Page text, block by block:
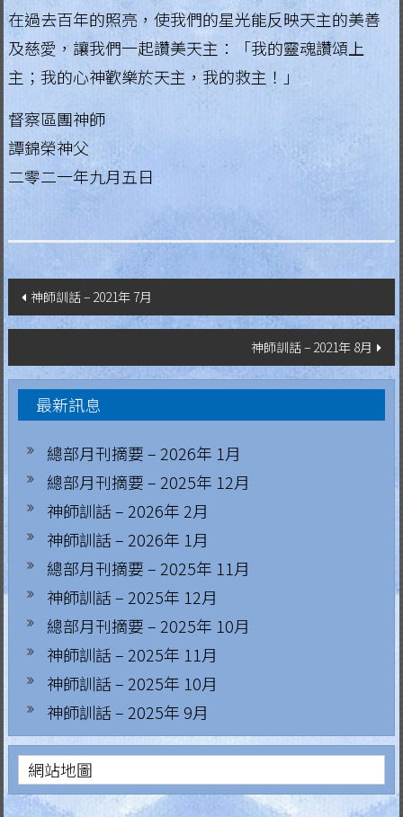
g
i
L
e
g
o
o
f
M
a
r
i
在過去百年的照亮，使我們的星光能反映天主的美善
及慈愛，讓我們一起讚美天主：「我的靈魂讚頌上
主；我的心神歡樂於天主，我的救主！」
督察區團神師
譚錦榮神父
二零二一年九月五日
文
章
導
覽
神師訓話 – 2021年 7月
神師訓話 – 2021年 8月
最新訊息
總部月刊摘要 – 2026年 1月
總部月刊摘要 – 2025年 12月
神師訓話 – 2026年 2月
神師訓話 – 2026年 1月
總部月刊摘要 – 2025年 11月
神師訓話 – 2025年 12月
總部月刊摘要 – 2025年 10月
神師訓話 – 2025年 11月
神師訓話 – 2025年 10月
神師訓話 – 2025年 9月
網站地圖